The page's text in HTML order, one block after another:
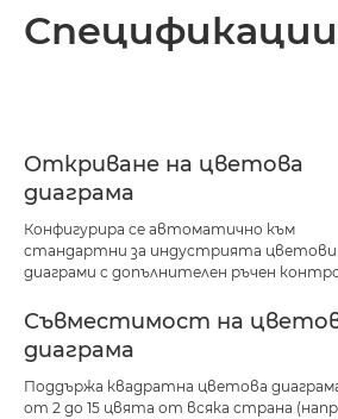
Спецификации
Откриване на цветова
диаграма
Конфигурира се автоматично към
стандартни за индустрията цветови
диаграми с допълнителен ръчен
Съвместимост на
диаграма
Поддържа квадратна цветова
от 2 до 15 цвята от всяка страна